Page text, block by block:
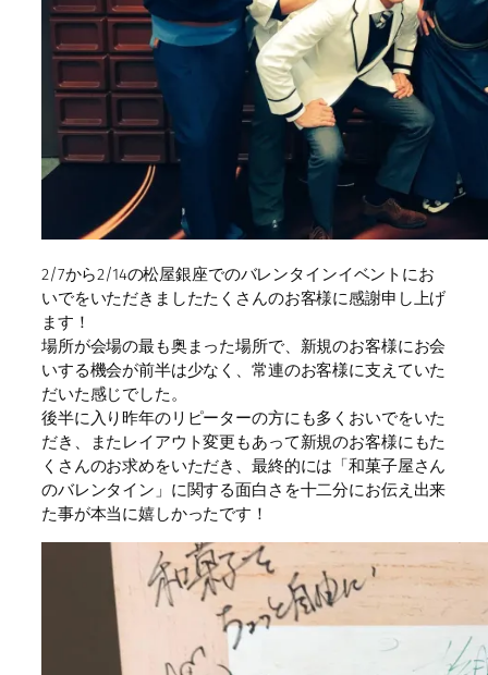
2/7から2/14の松屋銀座でのバレンタインイベントにお
いでをいただきましたたくさんのお客様に感謝申し上げ
ます！
場所が会場の最も奥まった場所で、新規のお客様にお会
いする機会が前半は少なく、常連のお客様に支えていた
だいた感じでした。
後半に入り昨年のリピーターの方にも多くおいでをいた
だき、またレイアウト変更もあって新規のお客様にもた
くさんのお求めをいただき、最終的には「和菓子屋さん
のバレンタイン」に関する面白さを十二分にお伝え出来
た事が本当に嬉しかったです！